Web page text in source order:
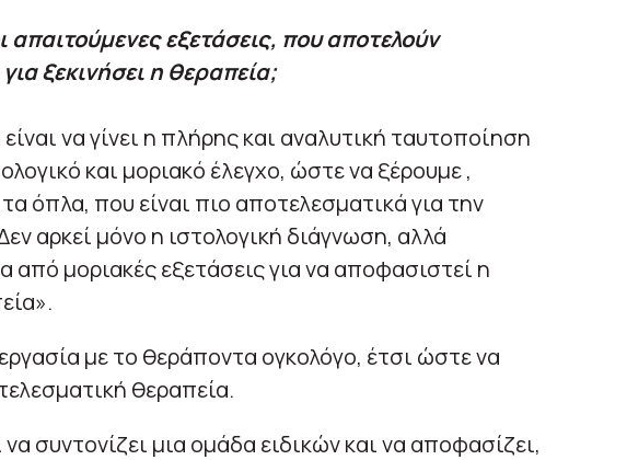
απαιτούμενες εξετάσεις, που αποτελούν
ξεκινήσει η θεραπεία;
να γίνει η πλήρης και αναλυτική ταυτοποίηση
και μοριακό έλεγχο, ώστε να ξέρουμε ,
όπλα, που είναι πιο αποτελεσματικά για την
αρκεί μόνο η ιστολογική διάγνωση, αλλά
από μοριακές εξετάσεις για να αποφασιστεί η
με το θεράποντα ογκολόγο, έτσι ώστε να
θεραπεία.
συντονίζει μια ομάδα ειδικών και να αποφασίζει,